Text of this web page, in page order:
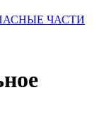
ЧАСТИ